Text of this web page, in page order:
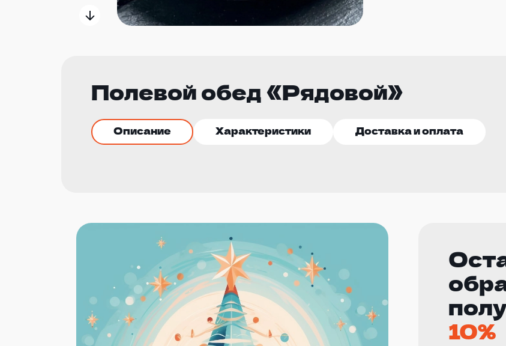
Полевой обед «Рядовой»
Описание Характеристики Доставка и оплата
10%